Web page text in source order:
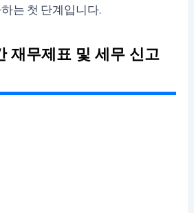
는 첫 단계입니다.
재무제표 및 세무 신고